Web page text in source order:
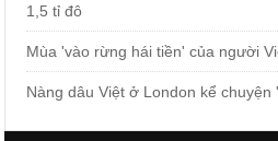
1,5 tỉ đô
Mùa 'vào rừng hái tiền' của người
Nàng dâu Việt ở London kể